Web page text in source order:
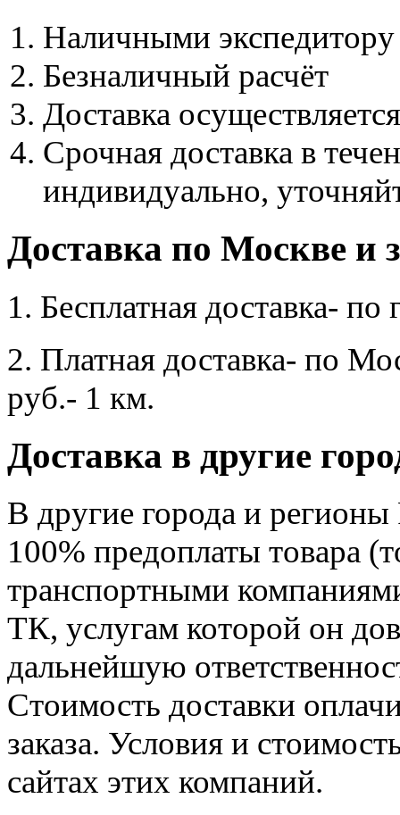
Наличными экспедитору
Безналичный расчёт
Доставка
Срочная доставка в
индивидуально,
Доставка по Москве
1. Бесплатная доставка-
2. Платная доставка- по
руб.- 1 км.
Доставка в другие
В другие города и
100% предоплаты товара
транспортными
ТК, услугам которой он
дальнейшую
Стоимость доставки
заказа. Условия и
сайтах этих компаний.